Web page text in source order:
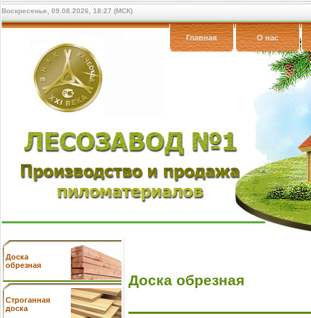
Воскресенье, 09.08.2026, 18:27 (МСК)
Главная О нас
Доска
обрезная
Cтроганная
доска
Доска обрезная